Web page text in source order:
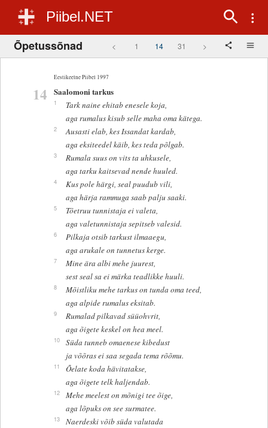
Piibel.NET
Õpetussõnad < 1 14 31 >
Eestikeelne Piibel 1997
14 Saalomoni tarkus
1
Tark naine ehitab enesele koja,
aga rumalus kisub selle maha oma kätega.
2
Ausasti elab, kes Issandat kardab,
aga eksiteedel käib, kes teda põlgab.
3
Rumala suus on vits ta uhkusele,
aga tarku kaitsevad nende huuled.
4
Kus pole härgi, seal puudub vili,
aga härja rammuga saab palju saaki.
5
Tõetruu tunnistaja ei valeta,
aga valetunnistaja sepitseb valesid.
6
Pilkaja otsib tarkust ilmaaegu,
aga arukale on tunnetus kerge.
7
Mine ära albi mehe juurest,
sest seal sa ei märka teadlikke huuli.
8
Mõistliku mehe tarkus on tunda oma teed,
aga alpide rumalus eksitab.
9
Rumalad pilkavad süüohvrit,
aga õigete keskel on hea meel.
10
Süda tunneb omaenese kibedust
ja võõras ei saa segada tema rõõmu.
11
Õelate koda hävitatakse,
aga õigete telk haljendab.
12
Mehe meelest on mõnigi tee õige,
aga lõpuks on see surmatee.
13
Naerdeski võib süda valutada